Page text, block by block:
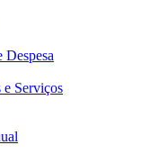
Despesa
e Serviços